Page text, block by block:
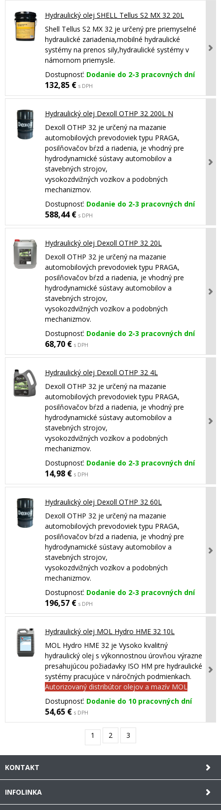
Hydraulický olej SHELL Tellus S2 MX 32 20L
Shell Tellus S2 MX 32 je určený pre priemyselné
hydraulické zariadenia,mobilné hydraulické
systémy na prenos sily,hydraulické systémy v
námornom priemysle.
Dostupnosť: Dodanie do 2-3 pracovných dní
132,85 € s DPH
Hydraulický olej Dexoll OTHP 32 200L N
Dexoll OTHP 32 je určený na mazanie
automobilových prevodoviek typu PRAGA,
posilňovačov bŕzd a riadenia, je vhodný pre
hydrodynamické sústavy automobilov a
stavebných strojov,
vysokozdvižných vozíkov a podobných
mechanizmov.
Dostupnosť: Dodanie do 2-3 pracovných dní
588,44 € s DPH
Hydraulický olej Dexoll OTHP 32 20L
Dexoll OTHP 32 je určený na mazanie
automobilových prevodoviek typu PRAGA,
posilňovačov bŕzd a riadenia, je vhodný pre
hydrodynamické sústavy automobilov a
stavebných strojov,
vysokozdvižných vozíkov a podobných
mechanizmov.
Dostupnosť: Dodanie do 2-3 pracovných dní
68,70 € s DPH
Hydraulický olej Dexoll OTHP 32 4L
Dexoll OTHP 32 je určený na mazanie
automobilových prevodoviek typu PRAGA,
posilňovačov bŕzd a riadenia, je vhodný pre
hydrodynamické sústavy automobilov a
stavebných strojov,
vysokozdvižných vozíkov a podobných
mechanizmov.
Dostupnosť: Dodanie do 2-3 pracovných dní
14,98 € s DPH
Hydraulický olej Dexoll OTHP 32 60L
Dexoll OTHP 32 je určený na mazanie
automobilových prevodoviek typu PRAGA,
posilňovačov bŕzd a riadenia, je vhodný pre
hydrodynamické sústavy automobilov a
stavebných strojov,
vysokozdvižných vozíkov a podobných
mechanizmov.
Dostupnosť: Dodanie do 2-3 pracovných dní
196,57 € s DPH
Hydraulický olej MOL Hydro HME 32 10L
MOL Hydro HME 32 je Vysoko kvalitný
hydraulický olej s výkonnostnou úrovňou výrazne
presahujúcou požiadavky ISO HM pre hydraulické
systémy pracujúce v náročných podmienkach.
Autorizovaný distribútor olejov a mazív MOL
Dostupnosť: Dodanie do 10 pracovných dní
54,65 € s DPH
1 2 3
KONTAKT
INFOLINKA